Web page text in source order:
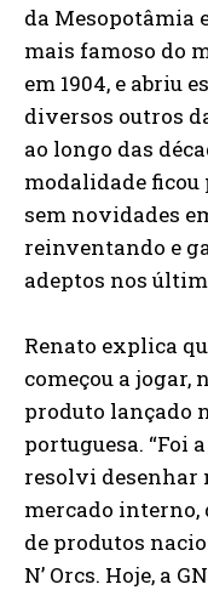
da Mesopotâmia
mais famoso do
em 1904, e abriu
diversos outros
ao longo das
modalidade ficou
sem novidades
reinventando e
adeptos nos
Renato explica
começou a jogar,
produto lançado
portuguesa. “Foi
resolvi desenhar
mercado interno,
de produtos
N’ Orcs. Hoje, a